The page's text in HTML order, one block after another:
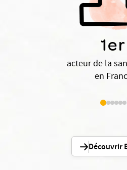
1er
acteur de la
en
Découvrir